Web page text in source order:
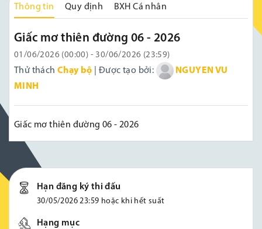
Thông tin Quy định BXH Cá nhân
Giấc mơ thiên đường 06 - 2026
01/06/2026 (00:00) - 30/06/2026 (23:59)
Thử thách Chạy bộ | Được tạo bởi:
NGUYEN VU
MINH
Giấc mơ thiên đường 06 - 2026
Hạn đăng ký thi đấu
30/05/2026 23:59 hoặc khi hết suất
Hạng mục